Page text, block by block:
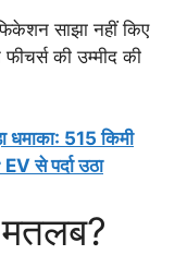
साझा नहीं किए
की उम्मीद की
धमाका: 515 किमी
से पर्दा उठा
मतलब?